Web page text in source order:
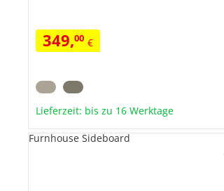
349,00 €
Lieferzeit: bis zu 16 Werktage
Furnhouse Sideboard